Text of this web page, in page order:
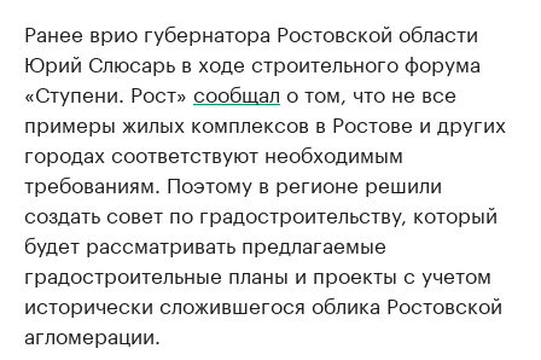
Ранее врио губернатора Ростовской области
Юрий Слюсарь в ходе строительного форума
«Ступени. Рост» сообщал о том, что не все
примеры жилых комплексов в Ростове и других
городах соответствуют необходимым
требованиям. Поэтому в регионе решили
создать совет по градостроительству, который
будет рассматривать предлагаемые
градостроительные планы и проекты с учетом
исторически сложившегося облика Ростовской
агломерации.